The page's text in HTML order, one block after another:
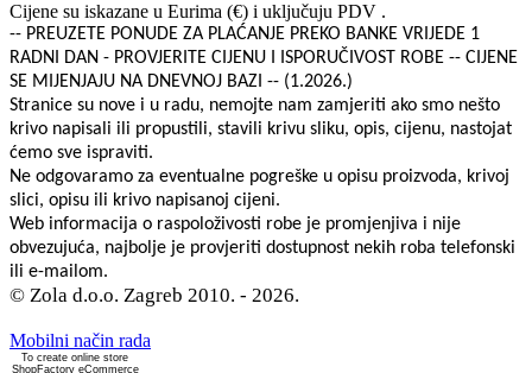
Cijene su iskazane u Eurima (€) i uključuju PDV .
-- PREUZETE PONUDE ZA PLAĆANJE PREKO BANKE VRIJEDE 1
RADNI DAN - PROVJERITE CIJENU I ISPORUČIVOST ROBE -- CIJENE
SE MIJENJAJU NA DNEVNOJ BAZI -- (1.2026.)
Stranice su nove i u radu, nemojte nam zamjeriti ako smo nešto
krivo napisali ili propustili, stavili krivu sliku, opis, cijenu, nastojat
ćemo sve ispraviti.
Ne odgovaramo za eventualne pogreške u opisu proizvoda, krivoj
slici, opisu ili krivo napisanoj cijeni.
Web informacija o raspoloživosti robe je promjenjiva i nije
obvezujuća, najbolje je provjeriti dostupnost nekih roba telefonski
ili e-mailom.
© Zola d.o.o. Zagreb 2010. - 2026.
Mobilni način rada
To create online store
ShopFactory eCommerce